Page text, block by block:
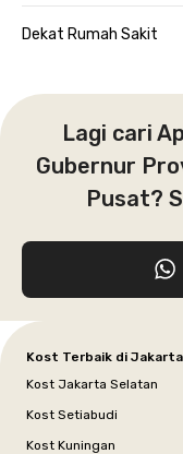
Dekat Rumah Sakit
Lagi cari
Gubernur
Pusat?
Kost Terbaik di
Kost Jakarta Selatan
Kost Setiabudi
Kost Kuningan